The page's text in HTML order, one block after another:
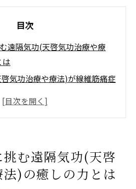
目次
遠隔気功(天啓気功治療や療
気功治療や療法)が線維筋痛症
整と線維筋痛症
めの遠隔ヒーリング(天啓気功
アプローチ
む遠隔気功(天啓
)の癒しの力とは